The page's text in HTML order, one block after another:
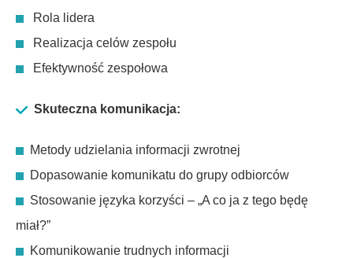
Rola lidera
Realizacja celów zespołu
Efektywność zespołowa
Skuteczna komunikacja:
Metody udzielania informacji zwrotnej
Dopasowanie komunikatu do grupy odbiorców
Stosowanie języka korzyści – „A co ja z tego będę
miał?”
Komunikowanie trudnych informacji